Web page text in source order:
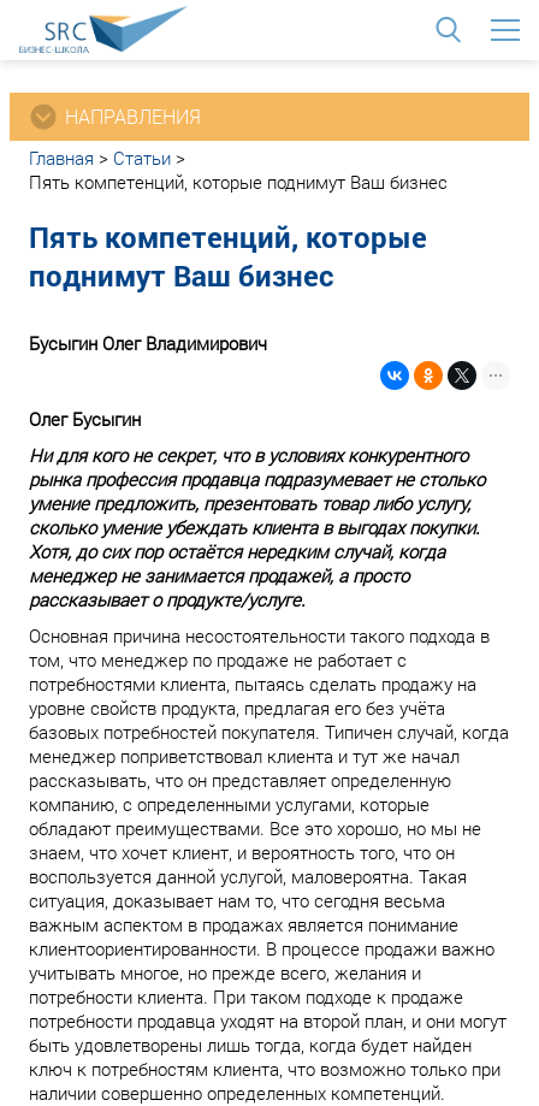
НАПРАВЛЕНИЯ
Главная > Статьи >
Пять компетенций, которые поднимут Ваш бизнес
Пять компетенций, которые
поднимут Ваш бизнес
Бусыгин Олег Владимирович
Олег Бусыгин
Ни для кого не секрет, что в условиях конкурентного
рынка профессия продавца подразумевает не столько
умение предложить, презентовать товар либо услугу,
сколько умение убеждать клиента в выгодах покупки.
Хотя, до сих пор остаётся нередким случай, когда
менеджер не занимается продажей, а просто
рассказывает о продукте/услуге.
Основная причина несостоятельности такого подхода в
том, что менеджер по продаже не работает с
потребностями клиента, пытаясь сделать продажу на
уровне свойств продукта, предлагая его без учёта
базовых потребностей покупателя. Типичен случай, когда
менеджер поприветствовал клиента и тут же начал
рассказывать, что он представляет определенную
компанию, с определенными услугами, которые
обладают преимуществами. Все это хорошо, но мы не
знаем, что хочет клиент, и вероятность того, что он
воспользуется данной услугой, маловероятна. Такая
ситуация, доказывает нам то, что сегодня весьма
важным аспектом в продажах является понимание
клиентоориентированности. В процессе продажи важно
учитывать многое, но прежде всего, желания и
потребности клиента. При таком подходе к продаже
потребности продавца уходят на второй план, и они могут
быть удовлетворены лишь тогда, когда будет найден
ключ к потребностям клиента, что возможно только при
наличии совершенно определенных компетенций.